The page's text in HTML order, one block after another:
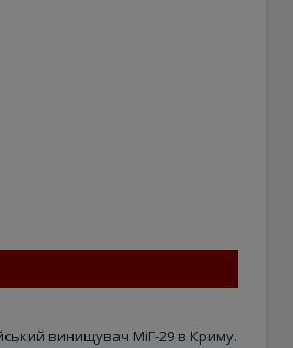
винищувач МіГ-29 в Криму.